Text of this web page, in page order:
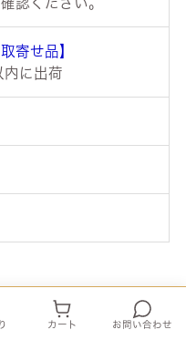
寄せ品】
内に出荷
品も見ています
カート お問い合わせ